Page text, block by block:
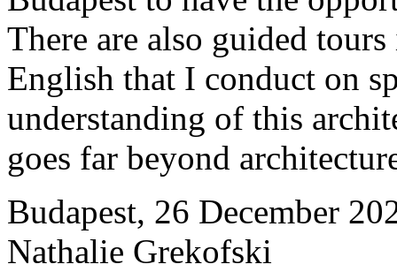
There are also guided
English that I conduct on
understanding of this
goes far beyond
Budapest, 26 December
Nathalie Grekofski